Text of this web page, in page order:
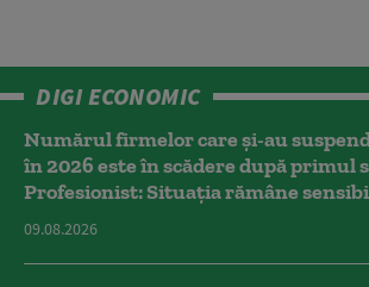
DIGI ECONOMIC
Numărul firmelor care și-au
în 2026 este în scădere după primul
Profesionist: Situația rămâne
09.08.2026